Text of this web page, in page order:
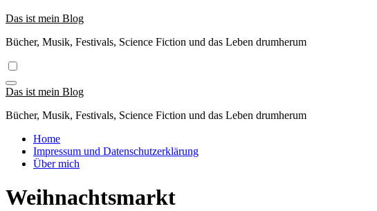
Das ist mein Blog
Bücher, Musik, Festivals, Science Fiction und das Leben drumherum
Das ist mein Blog
Bücher, Musik, Festivals, Science Fiction und das Leben drumherum
Home
Impressum und Datenschutzerklärung
Über mich
Weihnachtsmarkt